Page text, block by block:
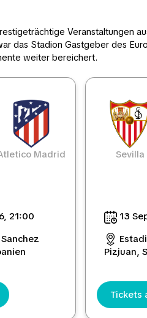
Veranstaltungen
das Stadion Gastgeber des
weiter bereichert.
Madrid
21:00
Sevilla
13
Pizjuan,
Tickets